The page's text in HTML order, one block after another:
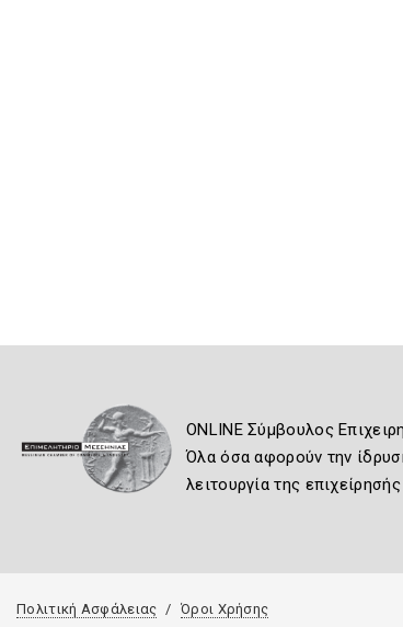
ONLINE Σύμβουλος
Όλα όσα αφορούν την
λειτουργία της
Πολιτική Ασφάλειας Όροι Χρήσης